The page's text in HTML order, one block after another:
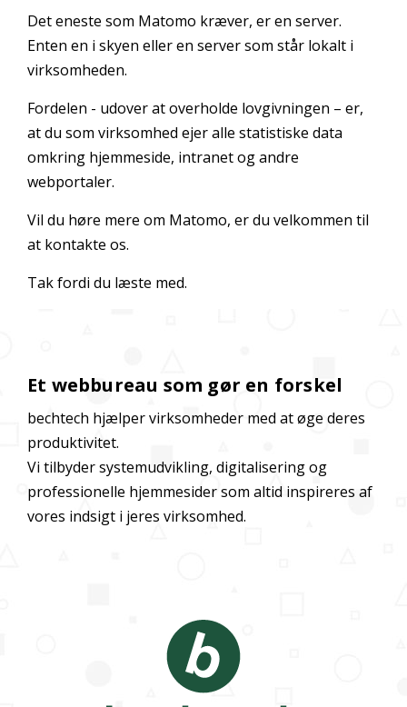
Det eneste som Matomo kræver, er en server.
Enten en i skyen eller en server som står lokalt i
virksomheden.
Fordelen - udover at overholde lovgivningen – er,
at du som virksomhed ejer alle statistiske data
omkring hjemmeside, intranet og andre
webportaler.
Vil du høre mere om Matomo, er du velkommen til
at kontakte os.
Tak fordi du læste med.
Et webbureau som gør en forskel
bechtech hjælper virksomheder med at øge deres
produktivitet.
Vi tilbyder systemudvikling, digitalisering og
professionelle hjemmesider som altid inspireres af
vores indsigt i jeres virksomhed.